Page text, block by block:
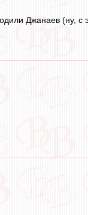
Джанаев (ну,